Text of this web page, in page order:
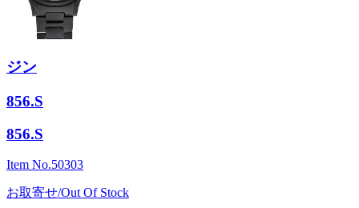
ジン
856.S
856.S
Item No.50303
お取寄せ/Out Of Stock